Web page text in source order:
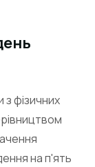
з фізичних
на п'ять